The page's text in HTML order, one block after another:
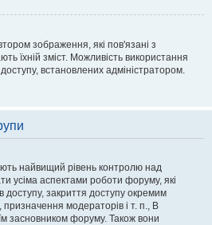
зображення, які пов'язані з
їхній зміст. Можливість використання
встановлених адміністратором.
найвищий рівень контролю над
усіма аспектами роботи форуму, які
закриття доступу окремим
модераторів і т. п., В
засновником форуму. Також вони